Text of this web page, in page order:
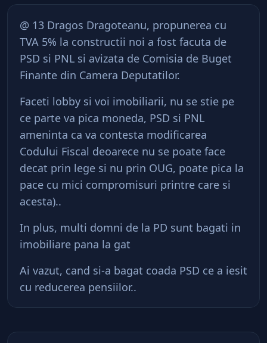
@ 13 Dragos Dragoteanu, propunerea cu
TVA 5% la constructii noi a fost facuta de
PSD si PNL si avizata de Comisia de Buget
Finante din Camera Deputatilor.
Faceti lobby si voi imobiliarii, nu se stie pe
ce parte va pica moneda, PSD si PNL
ameninta ca va contesta modificarea
Codului Fiscal deoarece nu se poate face
decat prin lege si nu prin OUG, poate pica la
pace cu mici compromisuri printre care si
acesta)..
In plus, multi domni de la PD sunt bagati in
imobiliare pana la gat
Ai vazut, cand si-a bagat coada PSD ce a iesit
cu reducerea pensiilor..